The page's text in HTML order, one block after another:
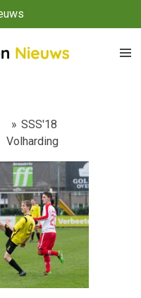
» SSS'18
Volharding